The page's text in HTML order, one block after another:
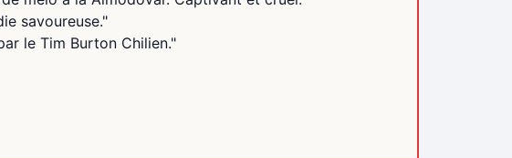
savoureuse."
le Tim Burton Chilien."